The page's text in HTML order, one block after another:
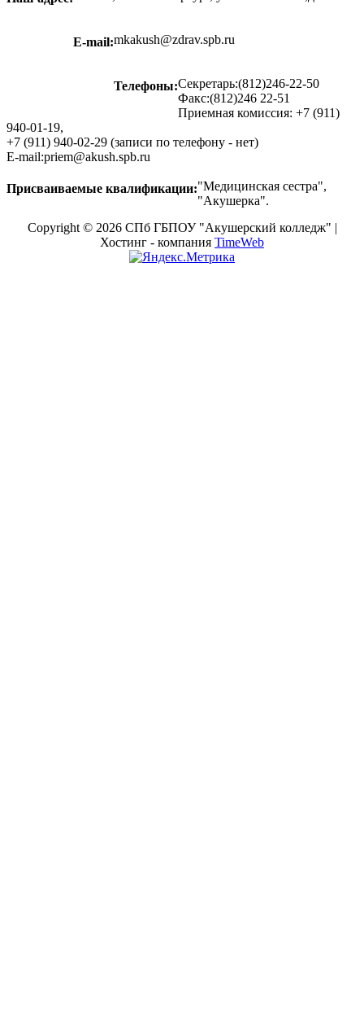
E-mail:mkakush@zdrav.spb.ru
Телефоны:Секретарь:(812)246-22-50
Факс:(812)246 22-51
Приемная комиссия: +7 (911)
940-01-19,
+7 (911) 940-02-29 (записи по телефону - нет)
E-mail:priem@akush.spb.ru
Присваиваемые квалификации:"Медицинская сестра",
"Акушерка".
Copyright © 2026 СПб ГБПОУ "Акушерский колледж" |
Хостинг - компания TimeWeb